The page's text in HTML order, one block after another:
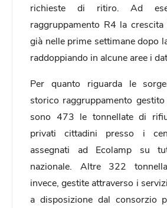
richieste di ritiro. Ad
raggruppamento R4 la crescita
già nelle prime settimane dopo
raddoppiando in alcune aree i
Per quanto riguarda le
storico raggruppamento
sono 473 le tonnellate di
privati cittadini presso i
assegnati ad Ecolamp su
nazionale. Altre 322
invece, gestite attraverso i
a disposizione dal consorzio